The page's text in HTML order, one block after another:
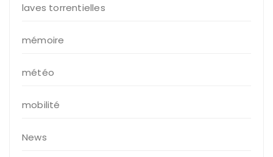
laves torrentielles
mémoire
météo
mobilité
News